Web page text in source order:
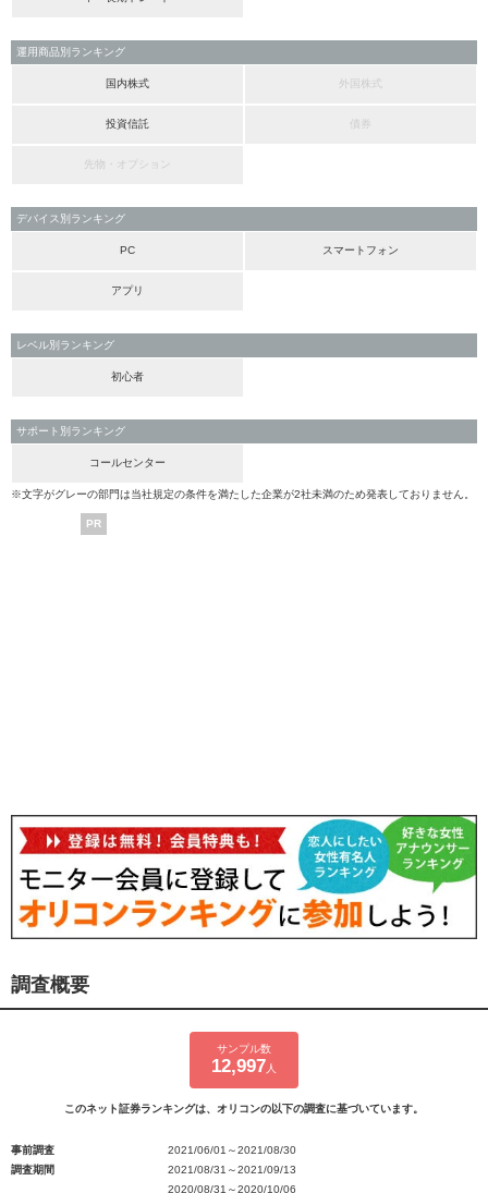
運用商品別ランキング
国内株式 外国株式
投資信託 債券
先物・オプション
デバイス別ランキング
PC スマートフォン
アプリ
レベル別ランキング
初心者
サポート別ランキング
コールセンター
※文字がグレーの部門は当社規定の条件を満たした企業が2社未満のため発表しておりません。
PR
調査概要
サンプル数
12,997 人
このネット証券ランキングは、オリコンの以下の調査に基づいています。
事前調査
2021/06/01～2021/08/30
調査期間
2021/08/31～2021/09/13
2020/08/31～2020/10/06